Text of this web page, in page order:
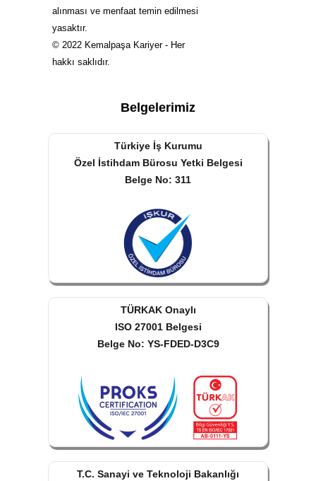
alınması ve menfaat temin edilmesi
yasaktır.
© 2022 Kemalpaşa Kariyer - Her
hakkı saklıdır.
Belgelerimiz
Türkiye İş Kurumu
Özel İstihdam Bürosu Yetki Belgesi
Belge No: 311
TÜRKAK Onaylı
ISO 27001 Belgesi
Belge No: YS-FDED-D3C9
T.C. Sanayi ve Teknoloji Bakanlığı